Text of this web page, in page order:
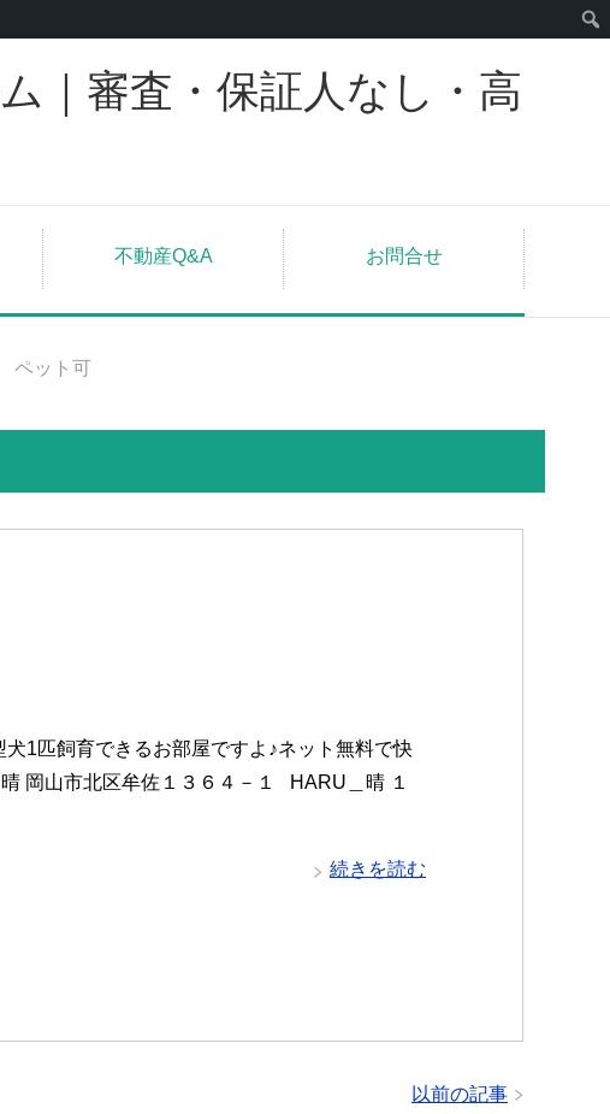
｜審査・保証人なし・高
不動産Q&A お問合せ
ペット可
1匹飼育できるお部屋ですよ♪ネット無料で快
岡山市北区牟佐１３６４－１ HARU＿晴 １
続きを読む
以前の記事